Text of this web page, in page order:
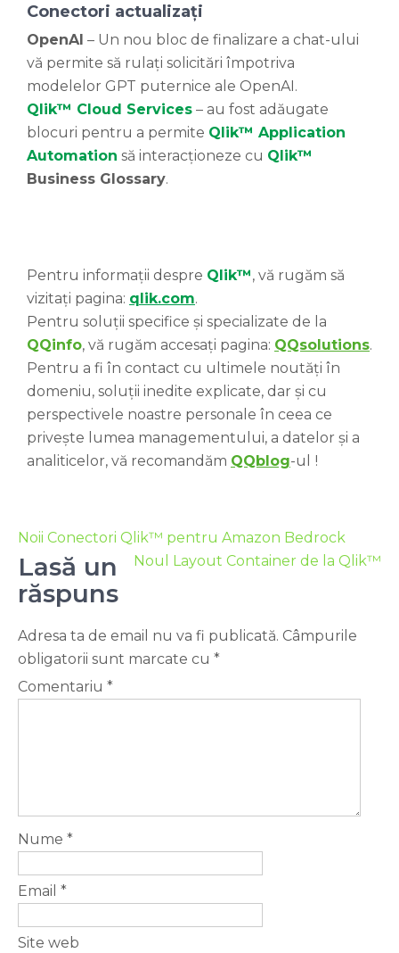
Conectori actualizați
OpenAI – Un nou bloc de finalizare a chat-ului
vă permite să rulați solicitări împotriva
modelelor GPT puternice ale OpenAI.
Qlik™ Cloud Services – au fost adăugate
blocuri pentru a permite Qlik™ Application
Automation să interacționeze cu Qlik™
Business Glossary.
Pentru informații despre Qlik™, vă rugăm să
vizitați pagina: qlik.com.
Pentru soluții specifice și specializate de la
QQinfo, vă rugăm accesați pagina: QQsolutions.
Pentru a fi în contact cu ultimele noutăți în
domeniu, soluții inedite explicate, dar și cu
perspectivele noastre personale în ceea ce
privește lumea managementului, a datelor și a
analiticelor, vă recomandăm QQblog-ul !
Noii Conectori Qlik™ pentru Amazon Bedrock
Noul Layout Container de la Qlik™
Lasă un
răspuns
Adresa ta de email nu va fi publicată. Câmpurile
obligatorii sunt marcate cu *
Comentariu *
Nume *
Email *
Site web